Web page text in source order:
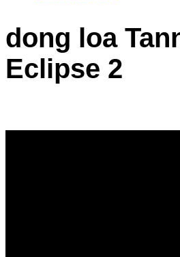
dong loa
Eclipse 2